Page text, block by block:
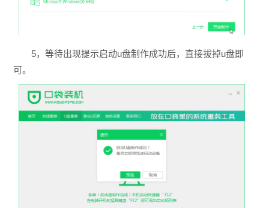
5，等待出现提示启动u盘制作成功后，直接拔掉u盘即
可。